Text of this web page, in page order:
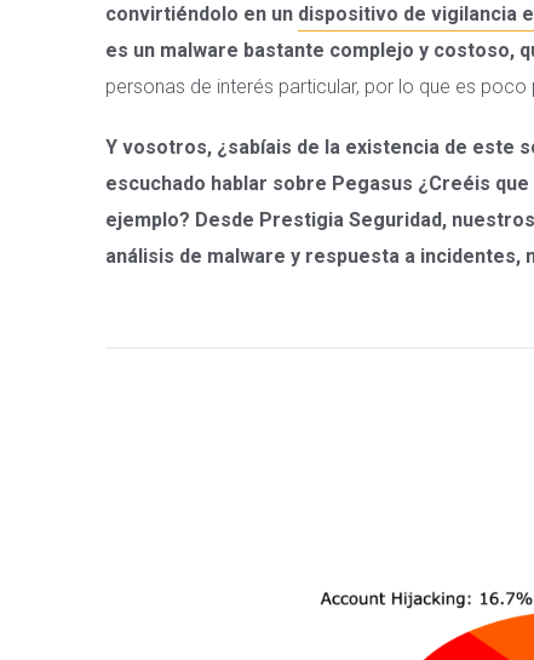
convirtiéndolo en un dispositivo de vigilancia
es un malware bastante complejo y costoso,
personas de interés particular, por lo que es
Y vosotros, ¿sabíais de la existencia de este
escuchado hablar sobre Pegasus ¿Creéis
ejemplo? Desde Prestigia Seguridad,
análisis de malware y respuesta a incidentes,